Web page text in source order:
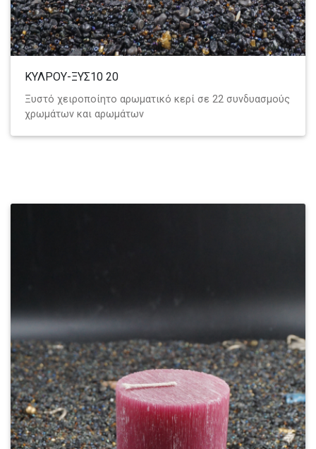
ΚΥΛΡΟΥ-ΞΥΣ10 20
Ξυστό χειροποίητο αρωματικό κερί σε 22 συνδυασμούς
χρωμάτων και αρωμάτων